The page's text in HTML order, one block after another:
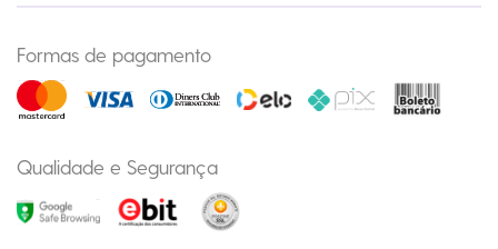
Formas de pagamento
Qualidade e Segurança